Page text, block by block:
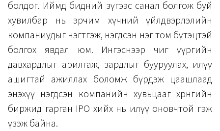
болдог. Иймд бидний зүгээс санал болгож буй
хувилбар нь эрчим хүчний үйлдвэрлэлийн
компаниудыг нэгтгэж, нэгдсэн нэг том бүтэцтэй
болгох явдал юм. Ингэснээр чиг үүргийн
давхардлыг арилгаж, зардлыг бууруулах, илүү
ашигтай ажиллах боломж бүрдэж цаашлаад
энэхүү нэгдсэн компанийн хувьцааг хөрөнгийн
биржид гарган IPO хийх нь илүү оновчтой гэж
үзэж байна.